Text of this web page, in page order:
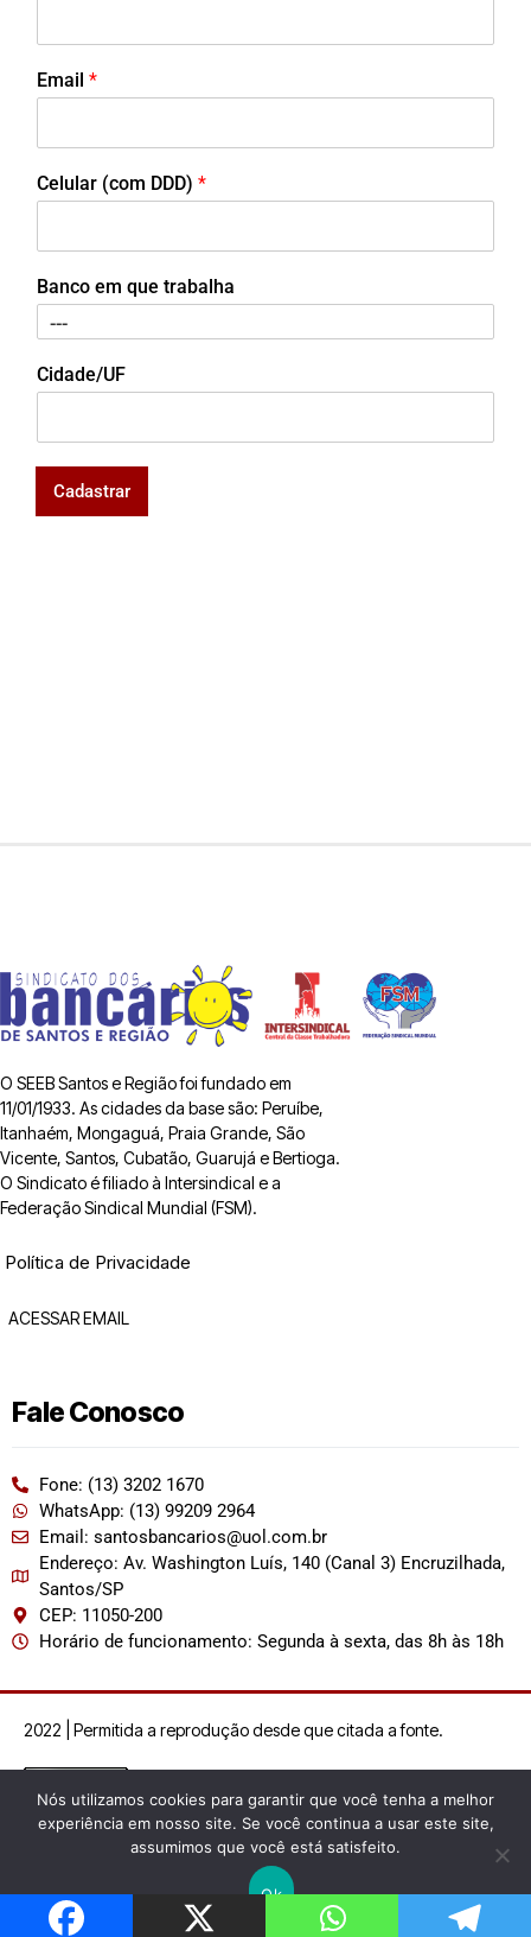
Email *
Celular (com DDD) *
Banco em que trabalha
Cidade/UF
Cadastrar
O SEEB Santos e Região foi fundado em
11/01/1933. As cidades da base são: Peruíbe,
Itanhaém, Mongaguá, Praia Grande, São
Vicente, Santos, Cubatão, Guarujá e Bertioga.
O Sindicato é filiado à Intersindical e a
Federação Sindical Mundial (FSM).
Política de Privacidade
ACESSAR EMAIL
Fale Conosco
Fone: (13) 3202 1670
WhatsApp: (13) 99209 2964
Email: santosbancarios@uol.com.br
Endereço: Av. Washington Luís, 140 (Canal 3) Encruzilhada,
Santos/SP
CEP: 11050-200
Horário de funcionamento: Segunda à sexta, das 8h às 18h
2022 | Permitida a reprodução desde que citada a fonte.
Nós utilizamos cookies para garantir que você tenha a melhor
experiência em nosso site. Se você continua a usar este site,
assumimos que você está satisfeito.
Ok